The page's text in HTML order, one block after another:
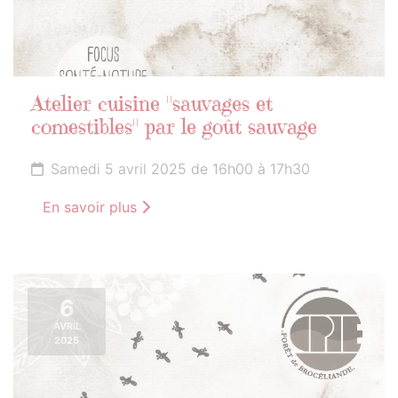
Atelier cuisine "sauvages et
comestibles" par le goût sauvage
Samedi 5 avril 2025 de 16h00 à 17h30
En savoir plus
6
AVRIL
2025